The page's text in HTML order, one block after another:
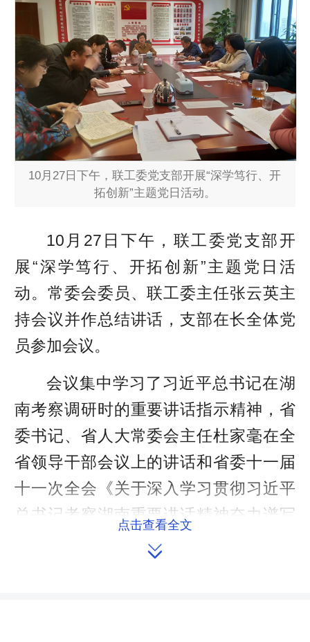
10月27日下午，联工委党支部开展“深学笃行、开
拓创新”主题党日活动。
10月27日下午，联工委党支部开
展“深学笃行、开拓创新”主题党日活
动。常委会委员、联工委主任张云英主
持会议并作总结讲话，支部在长全体党
员参加会议。
会议集中学习了习近平总书记在湖
南考察调研时的重要讲话指示精神，省
委书记、省人大常委会主任杜家毫在全
省领导干部会议上的讲话和省委十一届
十一次全会《关于深入学习贯彻习近平
总书记考察湖南重要讲话精神奋力谱写
新时代坚持和发展中国特色社会主义湖
点击查看全文
